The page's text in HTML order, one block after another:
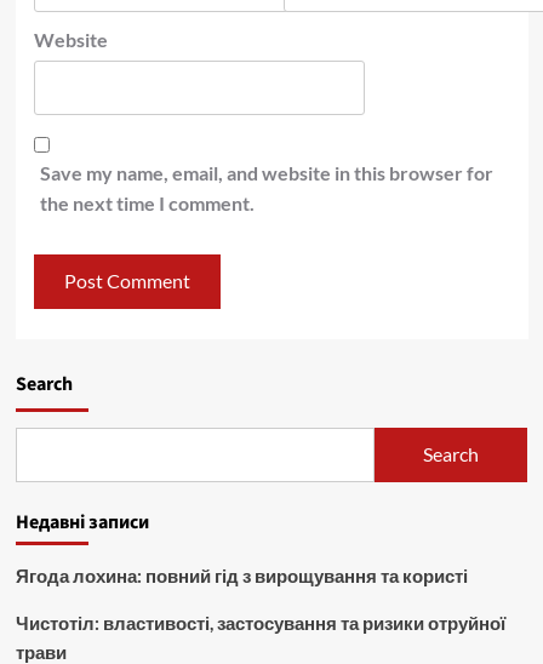
Website
Save my name, email, and website in this browser for
the next time I comment.
Search
Search
Недавні записи
Ягода лохина: повний гід з вирощування та користі
Чистотіл: властивості, застосування та ризики отруйної
трави